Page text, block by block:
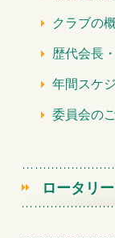
クラブの
歴代会長
年間スケ
委員会の
ロータリ